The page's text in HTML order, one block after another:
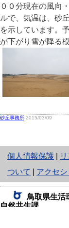
００分現在の風向
ルで、気温は、砂
を示しています。
が下がり雪が降る
砂丘事務所 2015/03/09
個人情報保護
と
り
ネ
ッ
ついて
アクセシ
鳥取県生活
自然共生課